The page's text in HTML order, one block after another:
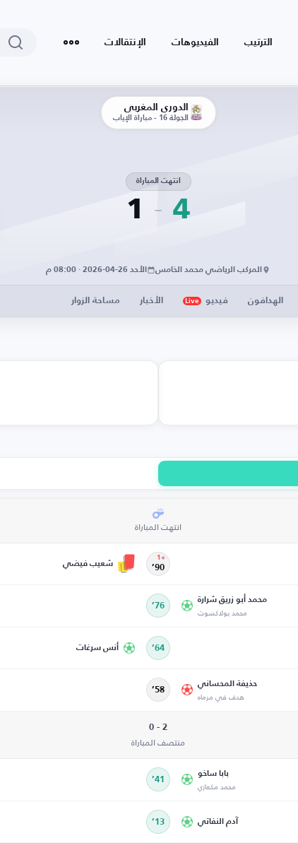
الترتيب الفيديوهات الإنتقالات
الدوري المغربي
الجولة 16 - مباراة الإياب
4
انتهت المباراة
1
المركب الرياضي محمد الخامس الأحد 26-04-2026 · 08:00 م
الهدافون فيديو Live الأخبار مساحة الزوار
انتهت المباراة
90’
+1
شعيب فيضي
محمد أبو زريق شرارة
محمد بولاكسوت 76’
64’ أنس سرغات
حذيفة المحساني
هدف في مرماه 58’
2 - 0
منتصف المباراة
بابا ساخو
محمد مكعازي 41’
آدم النفاتي 13’